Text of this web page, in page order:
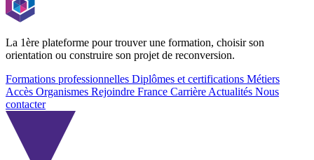
La 1ère plateforme pour trouver une formation, choisir son
orientation ou construire son projet de reconversion.
Formations professionnelles Diplômes et certifications Métiers
Accès Organismes Rejoindre France Carrière Actualités Nous
contacter